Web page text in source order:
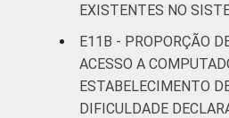
EXISTENTES NO
E11B - PROPORÇÃO
ACESSO A
ESTABELECIMENTO
DIFICULDADE